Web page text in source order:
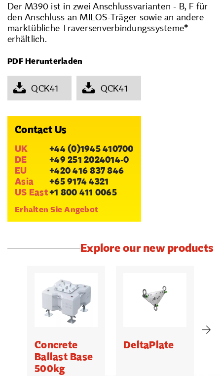
Der M390 ist in zwei Anschlussvarianten - B, F für
den Anschluss an MILOS-Träger sowie an andere
marktübliche Traversenverbindungssysteme*
erhältlich.
PDF Herunterladen
QCK41 QCK41
Contact Us
UK
+44 (0)1945 410700
DE
+49 251 2024014-0
EU
+420 416 837 846
Asia
+65 9174 4321
US East+1 800 411 0065
Erhalten Sie Angebot
Explore our new products
Concrete
Ballast Base
500kg
DeltaPlate